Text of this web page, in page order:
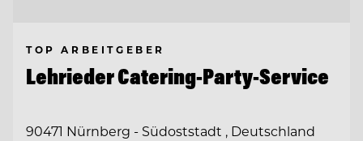
TOP ARBEITGEBER
Lehrieder Catering-Party-Service
90471 Nürnberg - Südoststadt , Deutschland